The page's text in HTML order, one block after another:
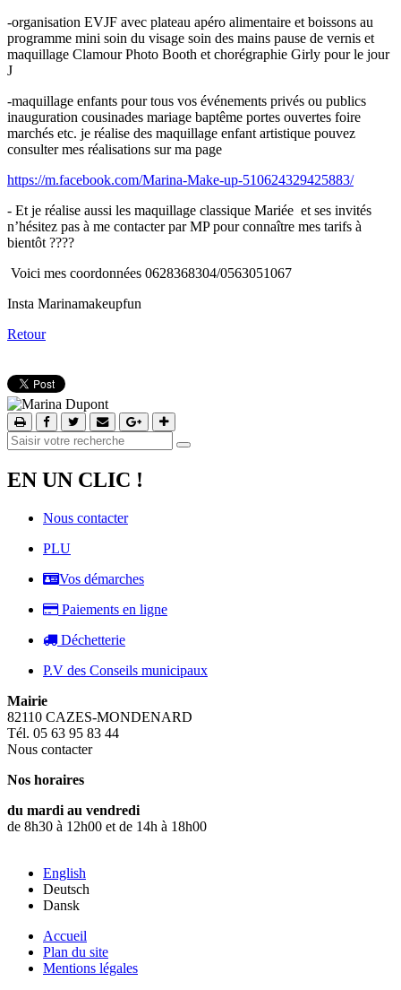
-organisation EVJF avec plateau apéro alimentaire et boissons au
programme mini soin du visage soin des mains pause de vernis et
maquillage Clamour Photo Booth et chorégraphie Girly pour le jour
J
-maquillage enfants pour tous vos événements privés ou publics
inauguration cousinades mariage baptême portes ouvertes foire
marchés etc. je réalise des maquillage enfant artistique pouvez
consulter mes réalisations sur ma page
https://m.facebook.com/Marina-Make-up-510624329425883/
- Et je réalise aussi les maquillage classique Mariée et ses invités
n’hésitez pas à me contacter par MP pour connaître mes tarifs à
bientôt ????
Voici mes coordonnées 0628368304/0563051067
Insta Marinamakeupfun
Retour
EN UN CLIC !
Nous contacter
PLU
Vos démarches
Paiements en ligne
Déchetterie
P.V des Conseils municipaux
Mairie
82110 CAZES-MONDENARD
Tél. 05 63 95 83 44
Nous contacter
Nos horaires
du mardi au vendredi
de 8h30 à 12h00 et de 14h à 18h00
English
Deutsch
Dansk
Accueil
Plan du site
Mentions légales